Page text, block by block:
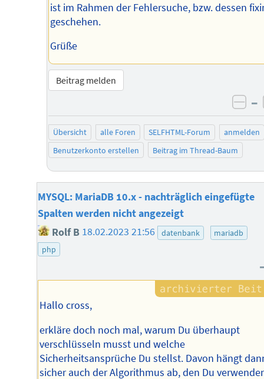
ist im Rahmen der Fehlersuche, bzw. dessen
geschehen.
Grüße
Beitrag melden
–
Übersicht alle Foren SELFHTML-Forum
anmelden
Benutzerkonto erstellen
Beitrag im Thread-Baum
MYSQL: MariaDB 10.x - nachträglich eingefügte
Spalten werden nicht angezeigt
Rolf B 18.02.2023 21:56 datenbank
mariadb
php
Hallo cross,
erkläre doch noch mal, warum Du überhaupt
verschlüsseln musst und welche
Sicherheitsansprüche Du stellst. Davon hängt
sicher auch der Algorithmus ab, den Du